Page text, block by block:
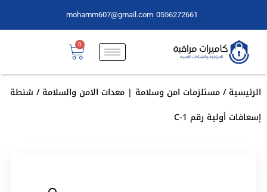
0556272661
mohamm607@gmail.com
0
الرئيسية/مستلزمات امن وسلامة | معدات الامن والسلامة/ شنطة
إسعافات أولية رقم 1-C